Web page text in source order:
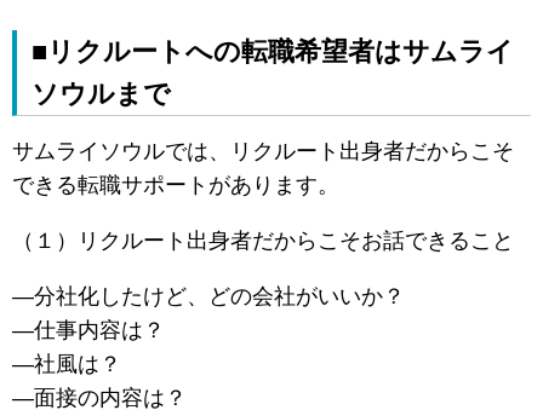
■リクルートへの転職希望者はサムライ
ソウルまで
サムライソウルでは、リクルート出身者だからこそ
できる転職サポートがあります。
（１）リクルート出身者だからこそお話できること
―分社化したけど、どの会社がいいか？
―仕事内容は？
―社風は？
―面接の内容は？